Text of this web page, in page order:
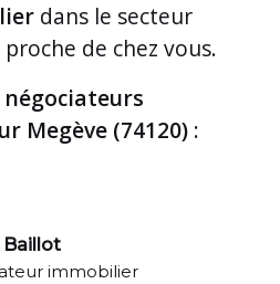
dans le secteur
de chez vous.
négociateurs
Megève (74120) :
Baillot
immobilier